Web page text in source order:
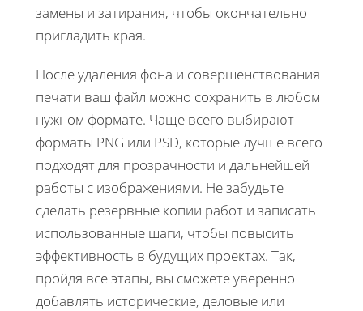
замены и затирания, чтобы окончательно
пригладить края.
После удаления фона и совершенствования
печати ваш файл можно сохранить в любом
нужном формате. Чаще всего выбирают
форматы PNG или PSD, которые лучше всего
подходят для прозрачности и дальнейшей
работы с изображениями. Не забудьте
сделать резервные копии работ и записать
использованные шаги, чтобы повысить
эффективность в будущих проектах. Так,
пройдя все этапы, вы сможете уверенно
добавлять исторические, деловые или